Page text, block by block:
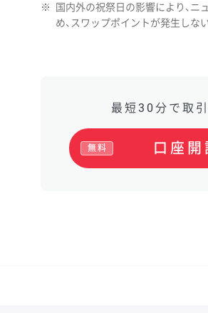
※
国内外の祝祭日の影響により、
め、スワップポイントが発生しな
最短30分で取引
口座開
無料